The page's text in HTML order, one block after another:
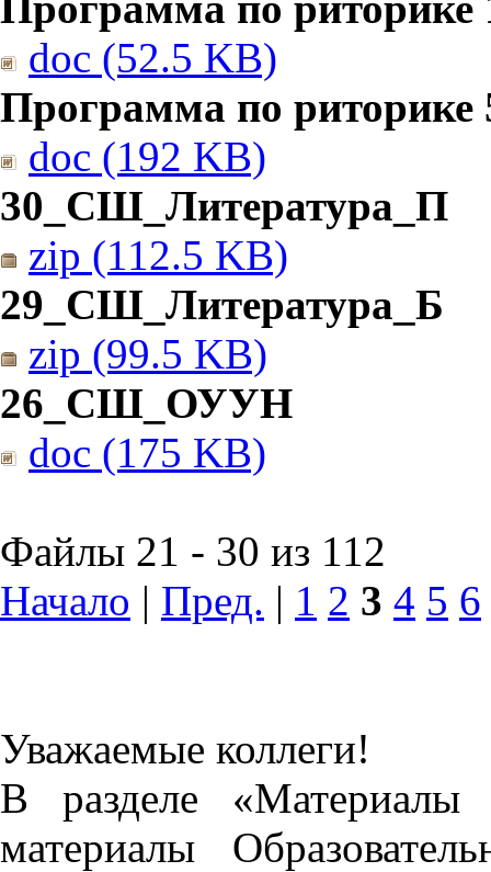
doc (52.5 KB)
Программа по риторике
doc (192 KB)
30_СШ_Литература_П
zip (112.5 KB)
29_СШ_Литература_Б
zip (99.5 KB)
26_СШ_ОУУН
doc (175 KB)
Файлы 21 - 30 из 112
Начало | Пред. | 1 2 3 4 5 6
Уважаемые коллеги!
В разделе «Материалы
материалы